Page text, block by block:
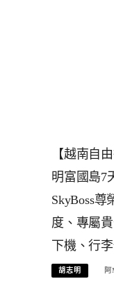
【越南自
明富國島7
SkyBoss
度、專屬
下機、行
胡志明 阿